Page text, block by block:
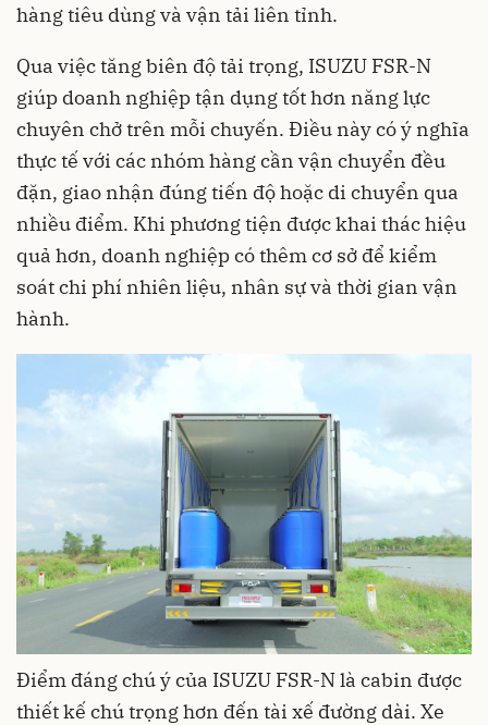
hàng tiêu dùng và vận tải liên tỉnh.
Qua việc tăng biên độ tải trọng, ISUZU FSR-N
giúp doanh nghiệp tận dụng tốt hơn năng lực
chuyên chở trên mỗi chuyến. Điều này có ý nghĩa
thực tế với các nhóm hàng cần vận chuyển đều
đặn, giao nhận đúng tiến độ hoặc di chuyển qua
nhiều điểm. Khi phương tiện được khai thác hiệu
quả hơn, doanh nghiệp có thêm cơ sở để kiểm
soát chi phí nhiên liệu, nhân sự và thời gian vận
hành.
Điểm đáng chú ý của ISUZU FSR-N là cabin được
thiết kế chú trọng hơn đến tài xế đường dài. Xe